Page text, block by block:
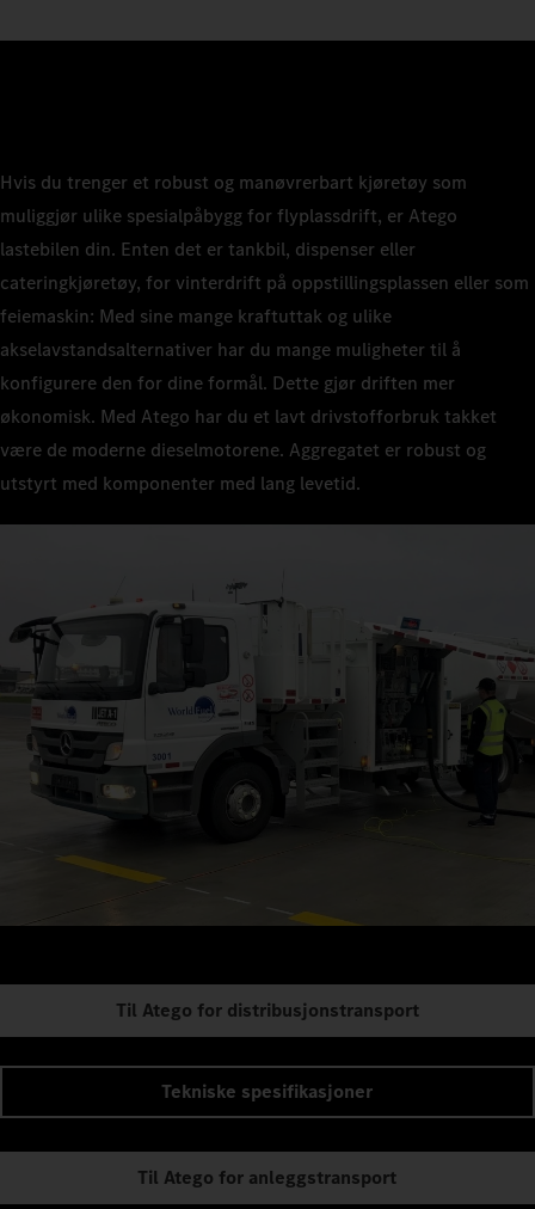
Hvis du trenger et robust og manøvrerbart kjøretøy som
muliggjør ulike spesialpåbygg for flyplassdrift, er Atego
lastebilen din. Enten det er tankbil, dispenser eller
cateringkjøretøy, for vinterdrift på oppstillingsplassen eller som
feiemaskin: Med sine mange kraftuttak og ulike
akselavstandsalternativer har du mange muligheter til å
konfigurere den for dine formål. Dette gjør driften mer
økonomisk. Med Atego har du et lavt drivstofforbruk takket
være de moderne dieselmotorene. Aggregatet er robust og
utstyrt med komponenter med lang levetid.
Til Atego for distribusjonstransport
Tekniske spesifikasjoner
Til Atego for anleggstransport